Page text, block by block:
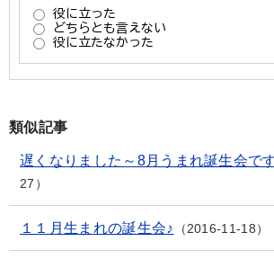
類似記事
遅くなりました～8月うまれ誕生会です
27
１１月生まれの誕生会♪ 2016-11-18